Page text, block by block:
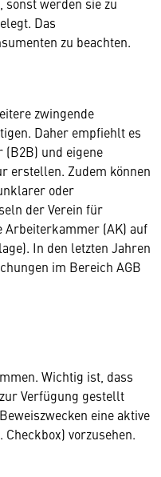
Das
zu beachten.
zwingende
Daher empfiehlt es
(B2B) und eigene
erstellen. Zudem können
oder
der Verein für
Arbeiterkammer (AK) auf
In den letzten Jahren
im Bereich AGB
Wichtig ist, dass
Verfügung gestellt
eine aktive
vorzusehen.